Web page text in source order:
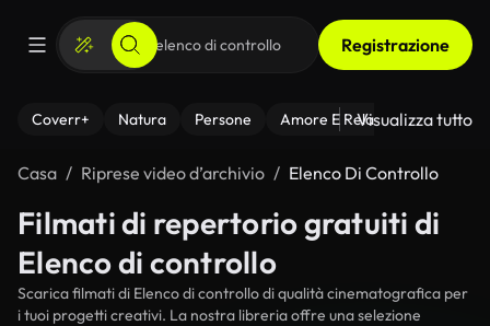
Registrazione
Coverr+ Natura Persone Amore E Relazioni Il
Visualizza tutto
Casa Riprese video d’archivio Elenco Di Controllo
Filmati di repertorio gratuiti di
Elenco di controllo
Scarica filmati di Elenco di controllo di qualità cinematografica per
i tuoi progetti creativi. La nostra libreria offre una selezione